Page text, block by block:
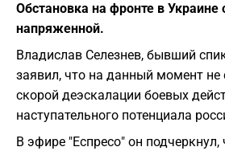
Обстановка на фронте в Украине
напряженной.
Владислав Селезнев, бывший
заявил, что на данный момент не
скорой деэскалации боевых
наступательного потенциала
В эфире "Еспресо" он подчеркнул,